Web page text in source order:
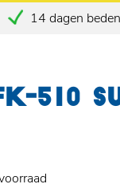
14 dagen
510